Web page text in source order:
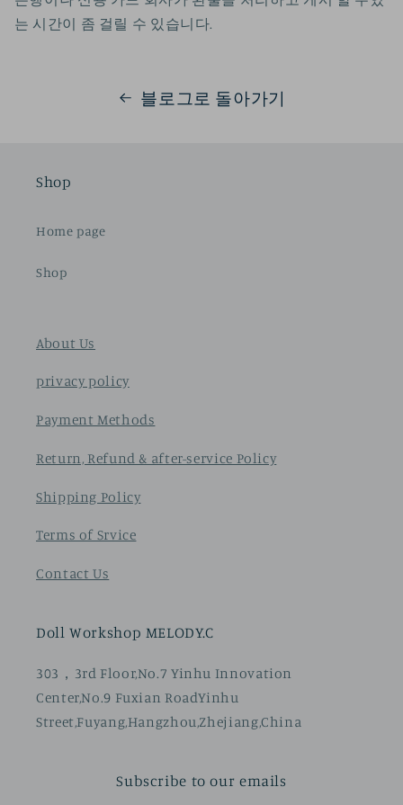
는 시간이 좀 걸릴 수 있습니다.
블로그로 돌아가기
Shop
Home page
Shop
About Us
privacy policy
Payment Methods
Return, Refund & after-service Policy
Shipping Policy
Terms of Srvice
Contact Us
Doll Workshop MELODY.C
303，3rd Floor,No.7 Yinhu Innovation
Center,No.9 Fuxian RoadYinhu
Street,Fuyang,Hangzhou,Zhejiang,China
Subscribe to our emails